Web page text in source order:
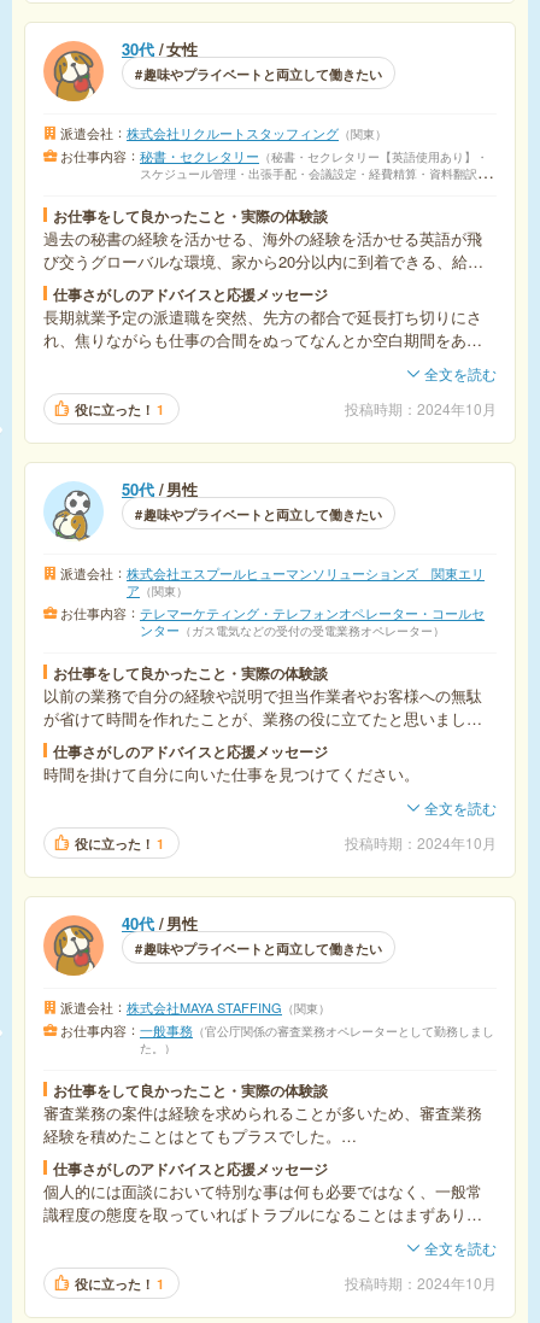
30代 女性
趣味やプライベートと両立して働きたい
派遣会社 株式会社リクルートスタッフィング 関東
お仕事内容 秘書・セクレタリー
秘書・セクレタリー【英語使用あり】・
スケジュール管理・出張手配・会議設定・経費精算・資料翻訳・
お仕事をして良かったこと・実際の体験談
過去の秘書の経験を活かせる、海外の経験を活かせる英語が飛
び交うグローバルな環境、家から20分以内に到着できる、給料
も前職より上がった、とにかく私の希望に合った条件が揃った
仕事場で働くことができて今とても幸せです。
仕事さがしのアドバイスと応援メッセージ
長期就業予定の派遣職を突然、先方の都合で延長打ち切りにさ
れ、焦りながらも仕事の合間をぬってなんとか空白期間をあけ
月の求人でタイミングも良かったのかなと思います。面談の前
はYouTubeで対策動画を見てイメージトレーニングしました。
全文を読む
役に立った！ 1 投稿時期 2024年10月
50代 男性
趣味やプライベートと両立して働きたい
派遣会社
株式会社エスプールヒューマンソリューションズ 関東エリ
ア
関東
お仕事内容
テレマーケティング・テレフォンオペレーター・コールセ
ンター
ガス電気などの受付の受電業務オペレーター
お仕事をして良かったこと・実際の体験談
以前の業務で自分の経験や説明で担当作業者やお客様への無駄
が省けて時間を作れたことが、業務の役に立てたと思いまし
た。
仕事さがしのアドバイスと応援メッセージ
時間を掛けて自分に向いた仕事を見つけてください。
全文を読む
役に立った！ 1 投稿時期 2024年10月
40代 男性
趣味やプライベートと両立して働きたい
派遣会社 株式会社MAYA STAFFING 関東
お仕事内容 一般事務
官公庁関係の審査業務オペレーターとして勤務しまし
た。
お仕事をして良かったこと・実際の体験談
審査業務の案件は経験を求められることが多いため、審査業務
経験を積めたことはとてもプラスでした。
また、エスカレーションの流れや上位工程も個人的に任された
ことも全体の業務を把握する貴重な経験となりました。
仕事さがしのアドバイスと応援メッセージ
個人的には面談において特別な事は何も必要ではなく、一般常
識程度の態度を取っていればトラブルになることはまずありま
あまりにも身勝手でブラックな条件を提示されたなど特殊な状
況でない限りは、派遣会社の担当の方、また派遣先の方ともお
互い良い人間であろうとする普通の態度で接すればお互いに利
全文を読む
役に立った！ 1 投稿時期 2024年10月